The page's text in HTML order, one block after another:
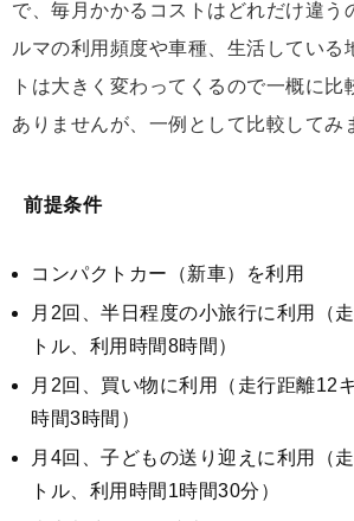
で、毎月かかるコストはどれだけ違う
ルマの利用頻度や車種、生活している
トは大きく変わってくるので一概に比
ありませんが、一例として比較してみ
前提条件
コンパクトカー（新車）を利用
月2回、半日程度の小旅行に利用（
トル、利用時間8時間）
月2回、買い物に利用（走行距離12
時間3時間）
月4回、子どもの送り迎えに利用（
トル、利用時間1時間30分）